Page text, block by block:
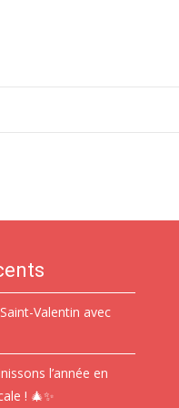
Valentin avec
l’année en
! 🎄✨